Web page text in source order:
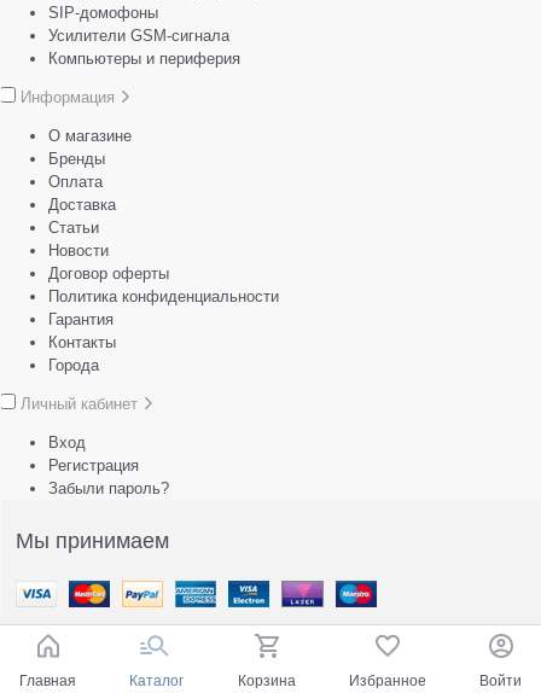
SIP-домофоны
Усилители GSM-сигнала
Компьютеры и периферия
Информация
О магазине
Бренды
Оплата
Доставка
Статьи
Новости
Договор оферты
Политика конфиденциальности
Гарантия
Контакты
Города
Личный кабинет
Вход
Регистрация
Забыли пароль?
Мы принимаем
Главная Каталог Корзина Избранное Войти